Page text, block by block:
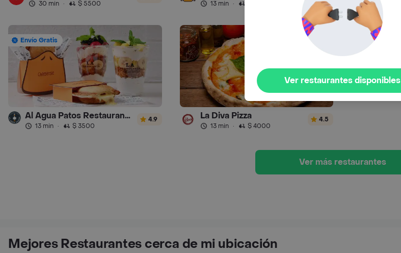
30 min · $ 5500 13 min ·
Envío Gratis
Al Agua Patos Restaurante - Turbo
13 min · $ 3500
4.9 La Diva Pizza
13 min · $ 4000
4.5
Ver más restaurantes
Mejores Restaurantes cerca de mi ubicación
Ver restaurantes disponibles